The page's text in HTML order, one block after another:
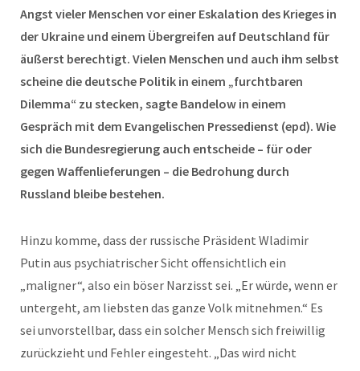
Angst vieler Menschen vor einer Eskalation des Krieges in
der Ukraine und einem Übergreifen auf Deutschland für
äußerst berechtigt. Vielen Menschen und auch ihm selbst
scheine die deutsche Politik in einem „furchtbaren
Dilemma“ zu stecken, sagte Bandelow in einem
Gespräch mit dem Evangelischen Pressedienst (epd). Wie
sich die Bundesregierung auch entscheide – für oder
gegen Waffenlieferungen – die Bedrohung durch
Russland bleibe bestehen.
Hinzu komme, dass der russische Präsident Wladimir
Putin aus psychiatrischer Sicht offensichtlich ein
„maligner“, also ein böser Narzisst sei. „Er würde, wenn er
untergeht, am liebsten das ganze Volk mitnehmen.“ Es
sei unvorstellbar, dass ein solcher Mensch sich freiwillig
zurückzieht und Fehler eingesteht. „Das wird nicht